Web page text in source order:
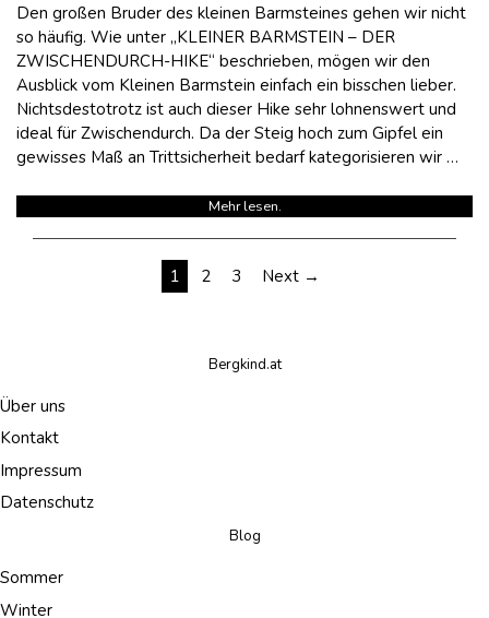
Den großen Bruder des kleinen Barmsteines gehen wir nicht
so häufig. Wie unter „KLEINER BARMSTEIN – DER
ZWISCHENDURCH-HIKE“ beschrieben, mögen wir den
Ausblick vom Kleinen Barmstein einfach ein bisschen lieber.
Nichtsdestotrotz ist auch dieser Hike sehr lohnenswert und
ideal für Zwischendurch. Da der Steig hoch zum Gipfel ein
gewisses Maß an Trittsicherheit bedarf kategorisieren wir …
Mehr lesen.
Seitennummerierung
1 2 3 Next →
Bergkind.at
Über uns
Kontakt
Impressum
Datenschutz
Blog
Sommer
Winter